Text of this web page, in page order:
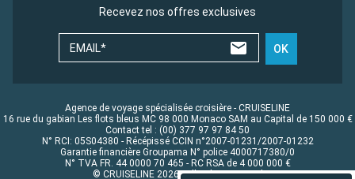
Recevez nos offres exclusives
EMAIL* OK
Agence de voyage spécialisée croisière - CRUISELINE
16 rue du gabian Les flots bleus MC 98 000 Monaco SAM au Capital de 150 000 €
Contact tel : (00) 377 97 97 84 50
N° RCI: 05S04380 - Récépissé CCIN n°2007-01231/2007-01232
Garantie financière Groupama N° police 4000717380/0
N° TVA FR. 44 0000 70 465 - RC RSA de 4 000 000 €
© CRUISELINE 2026 - all rights reserved